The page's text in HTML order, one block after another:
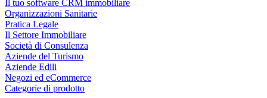
Il tuo software CRM immobiliare
Organizzazioni Sanitarie
Pratica Legale
Il Settore Immobiliare
Società di Consulenza
Aziende del Turismo
Aziende Edili
Negozi ed eCommerce
Categorie di prodotto